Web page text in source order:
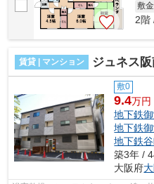
敷金
2階
賃貸 | マンション ジュネス
敷0
9.4万円
地下鉄
地下鉄
地下鉄
築3年 /
大阪府